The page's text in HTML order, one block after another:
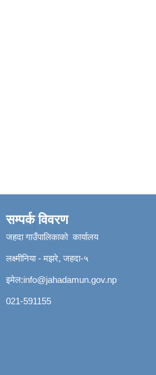
सम्पर्क विवरण
जहदा गाउँपालिकाको कार्यालय
लक्ष्मीनिया - मझरे, जहदा-५
इमेल:info@jahadamun.gov.np
021-591155